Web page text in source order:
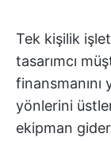
Tek kişilik
tasarımcı
yönlerini
ekipman